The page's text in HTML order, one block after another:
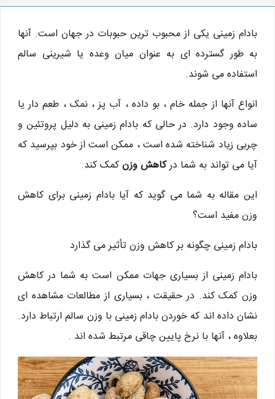
بادام زمینی یکی از محبوب ترین حبوبات در جهان است. آنها
به طور گسترده ای به عنوان میان وعده یا شیرینی سالم
استفاده می شوند.
انواع آنها از جمله خام ، بو داده ، آب پز ، نمک ، طعم دار یا
ساده وجود دارد. در حالی که بادام زمینی به دلیل پروتئین و
چربی زیاد شناخته شده است ، ممکن است از خود بپرسید که
آیا می تواند به شما درکاهش وزنکمک کند.
این مقاله به شما می گوید که آیا بادام زمینی برای کاهش
وزن مفید است؟
بادام زمینی چگونه بر کاهش وزن تأثیر می گذارد
بادام زمینی از بسیاری جهات ممکن است به شما در کاهش
وزن کمک کند. در حقیقت ، بسیاری از مطالعات مشاهده ای
نشان داده اند که خوردن بادام زمینی با وزن سالم ارتباط دارد.
بعلاوه ، آنها با نرخ پایین چاقی مرتبط شده اند .